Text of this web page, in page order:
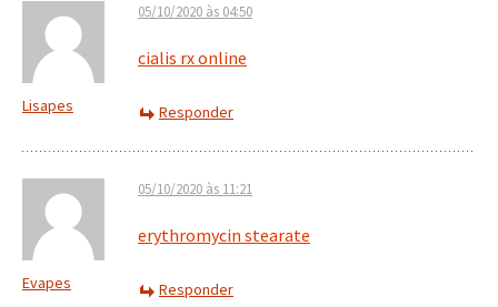
Lisapes
05/10/2020 às 04:50
cialis rx online
Responder
Evapes
05/10/2020 às 11:21
erythromycin stearate
Responder